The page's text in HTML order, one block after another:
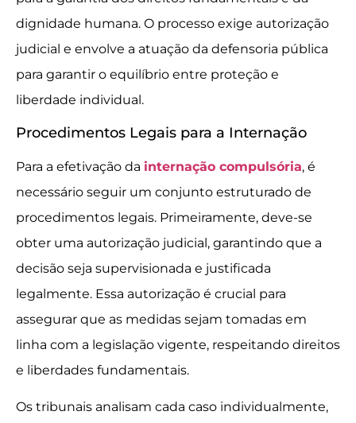
dignidade humana. O processo exige autorização
judicial e envolve a atuação da defensoria pública
para garantir o equilíbrio entre proteção e
liberdade individual.
Procedimentos Legais para a Internação
Para a efetivação da internação compulsória, é
necessário seguir um conjunto estruturado de
procedimentos legais. Primeiramente, deve-se
obter uma autorização judicial, garantindo que a
decisão seja supervisionada e justificada
legalmente. Essa autorização é crucial para
assegurar que as medidas sejam tomadas em
linha com a legislação vigente, respeitando direitos
e liberdades fundamentais.
Os tribunais analisam cada caso individualmente,